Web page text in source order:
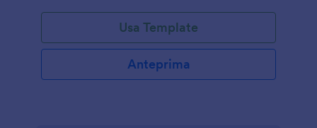
Usa Template
Anteprima